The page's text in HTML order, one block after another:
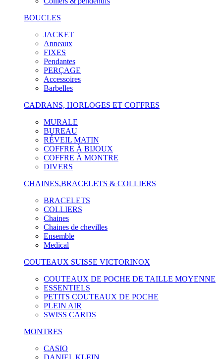
BOUCLES
JACKET
Anneaux
FIXES
Pendantes
PERÇAGE
Accessoires
Barbelles
CADRANS, HORLOGES ET COFFRES
MURALE
BUREAU
RÉVEIL MATIN
COFFRE À BIJOUX
COFFRE À MONTRE
DIVERS
CHAINES,BRACELETS & COLLIERS
BRACELETS
COLLIERS
Chaines
Chaines de chevilles
Ensemble
Medical
COUTEAUX SUISSE VICTORINOX
COUTEAUX DE POCHE DE TAILLE MOYENNE
ESSENTIELS
PETITS COUTEAUX DE POCHE
PLEIN AIR
SWISS CARDS
MONTRES
CASIO
DANIEL KLEIN